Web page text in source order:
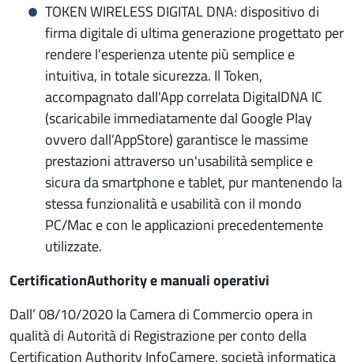
TOKEN WIRELESS DIGITAL DNA: dispositivo di
firma digitale di ultima generazione progettato per
rendere l'esperienza utente più semplice e
intuitiva, in totale sicurezza. Il Token,
accompagnato dall'App correlata DigitalDNA IC
(scaricabile immediatamente dal Google Play
ovvero dall’AppStore) garantisce le massime
prestazioni attraverso un'usabilità semplice e
sicura da smartphone e tablet, pur mantenendo la
stessa funzionalità e usabilità con il mondo
PC/Mac e con le applicazioni precedentemente
utilizzate.
CertificationAuthority e manuali operativi
Dall’ 08/10/2020 la Camera di Commercio opera in
qualità di Autorità di Registrazione per conto della
Certification Authority InfoCamere, società informatica